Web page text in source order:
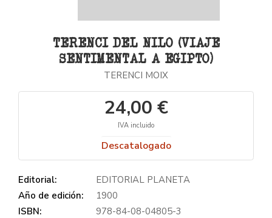
TERENCI DEL NILO (VIAJE
SENTIMENTAL A EGIPTO)
TERENCI MOIX
24,00 €
IVA incluido
Descatalogado
Editorial:
EDITORIAL PLANETA
Año de edición:
1900
ISBN:
978-84-08-04805-3